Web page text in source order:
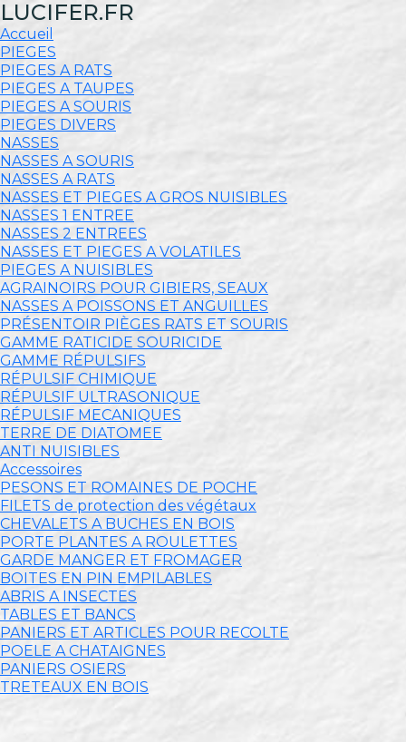
LUCIFER.FR
Accueil
PIEGES
PIEGES A RATS
PIEGES A TAUPES
PIEGES A SOURIS
PIEGES DIVERS
NASSES
NASSES A SOURIS
NASSES A RATS
NASSES ET PIEGES A GROS NUISIBLES
NASSES 1 ENTREE
NASSES 2 ENTREES
NASSES ET PIEGES A VOLATILES
PIEGES A NUISIBLES
AGRAINOIRS POUR GIBIERS, SEAUX
NASSES A POISSONS ET ANGUILLES
PRÉSENTOIR PIÈGES RATS ET SOURIS
GAMME RATICIDE SOURICIDE
GAMME RÉPULSIFS
RÉPULSIF CHIMIQUE
RÉPULSIF ULTRASONIQUE
RÉPULSIF MECANIQUES
TERRE DE DIATOMEE
ANTI NUISIBLES
Accessoires
PESONS ET ROMAINES DE POCHE
FILETS de protection des végétaux
CHEVALETS A BUCHES EN BOIS
PORTE PLANTES A ROULETTES
GARDE MANGER ET FROMAGER
BOITES EN PIN EMPILABLES
ABRIS A INSECTES
TABLES ET BANCS
PANIERS ET ARTICLES POUR RECOLTE
POELE A CHATAIGNES
PANIERS OSIERS
TRETEAUX EN BOIS